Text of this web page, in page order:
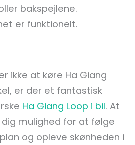
bakspejlene.
er funktionelt.
ikke at køre Ha Giang
er der et fantastisk
Ha Giang Loop i bil. At
mulighed for at følge
og opleve skønheden i